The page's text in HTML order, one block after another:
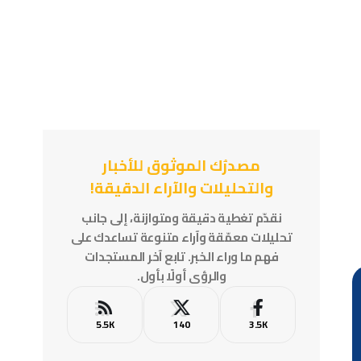
مصدرُك الموثوق للأخبار
والتحليلات والآراء الدقيقة!
نقدّم تغطية دقيقة ومتوازنة، إلى جانب
تحليلات معمّقة وآراء متنوعة تساعدك على
فهم ما وراء الخبر. تابع آخر المستجدات
والرؤى أولًا بأول.
3.5K
140
5.5K